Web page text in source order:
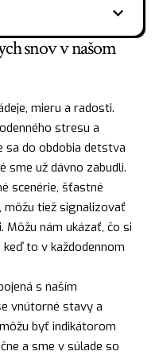
snov v našom
mieru a radosti.
stresu a
do obdobia detstva
sme už dávno zabudli.
scenérie, šťastné
môžu tiež signalizovať
Môžu nám ukázať, čo si
to v každodennom
s naším
vnútorné stavy a
byť indikátorom
a sme v súlade so